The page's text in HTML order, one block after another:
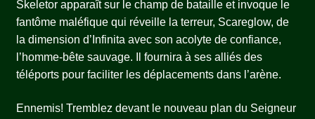
Skeletor apparaît sur le champ de bataille et invoque le
fantôme maléfique qui réveille la terreur, Scareglow, de
la dimension d’Infinita avec son acolyte de confiance,
l’homme-bête sauvage. Il fournira à ses alliés des
téléports pour faciliter les déplacements dans l’arène.
Ennemis! Tremblez devant le nouveau plan du Seigneur